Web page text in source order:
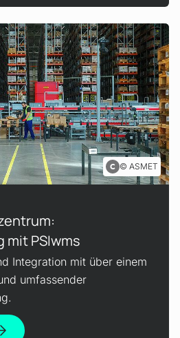
ASMET
PSIwms
Integration mit über einem
umfassender